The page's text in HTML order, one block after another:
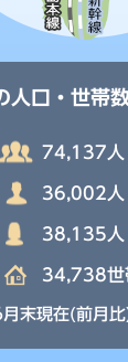
人口・世帯
74,137人
36,002人
38,135人
34,738世
末現在(前月比